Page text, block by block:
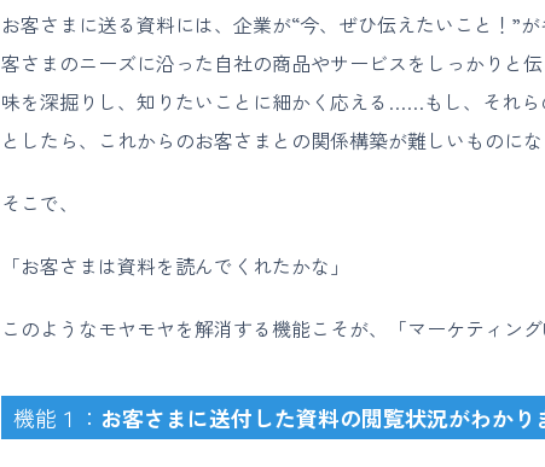
お客さまに送る資料には、企業が“今、ぜひ伝えたいこと！”
客さまのニーズに沿った自社の商品やサービスをしっかりと
味を深掘りし、知りたいことに細かく応える……もし、それ
としたら、これからのお客さまとの関係構築が難しいものにな
そこで、
「お客さまは資料を読んでくれたかな」
このようなモヤモヤを解消する機能こそが、「マーケティング
機能１： お客さまに送付した資料の閲覧状況がわかり